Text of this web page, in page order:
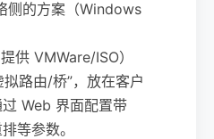
侧的方案（Windows
供 VMWare/ISO）
路由/桥”，放在客户
Web 界面配置带
等参数。